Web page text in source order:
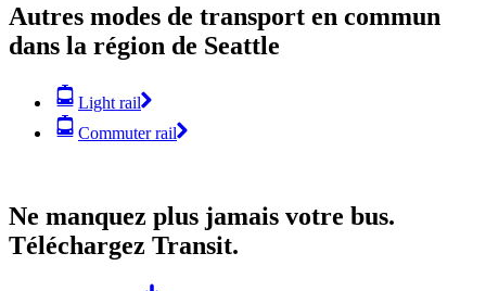
Autres modes de transport en commun
dans la région de Seattle
Light rail
Commuter rail
Ne manquez plus jamais votre bus.
Téléchargez Transit.